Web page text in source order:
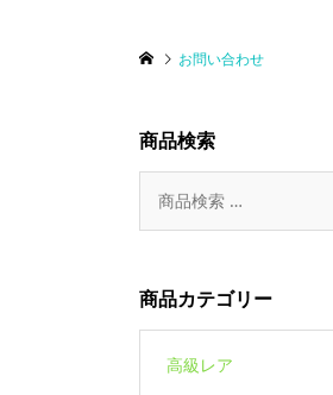
お問い合わせ
商品検索
商品カテゴリー
高級レア